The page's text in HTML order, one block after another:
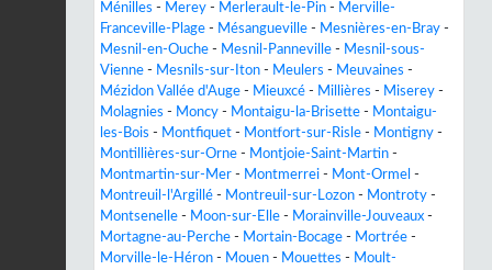
Ménilles - Merey - Merlerault-le-Pin - Merville-
Franceville-Plage - Mésangueville - Mesnières-en-Bray -
Mesnil-en-Ouche - Mesnil-Panneville - Mesnil-sous-
Vienne - Mesnils-sur-Iton - Meulers - Meuvaines -
Mézidon Vallée d'Auge - Mieuxcé - Millières - Miserey -
Molagnies - Moncy - Montaigu-la-Brisette - Montaigu-
les-Bois - Montfiquet - Montfort-sur-Risle - Montigny -
Montillières-sur-Orne - Montjoie-Saint-Martin -
Montmartin-sur-Mer - Montmerrei - Mont-Ormel -
Montreuil-l'Argillé - Montreuil-sur-Lozon - Montroty -
Montsenelle - Moon-sur-Elle - Morainville-Jouveaux -
Mortagne-au-Perche - Mortain-Bocage - Mortrée -
Morville-le-Héron - Mouen - Mouettes - Moult-